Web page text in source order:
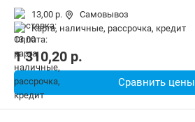
13,00 р.
Самовывоз
карта, наличные, рассрочка, кредит
1 310,20 p.
Сравнить цены